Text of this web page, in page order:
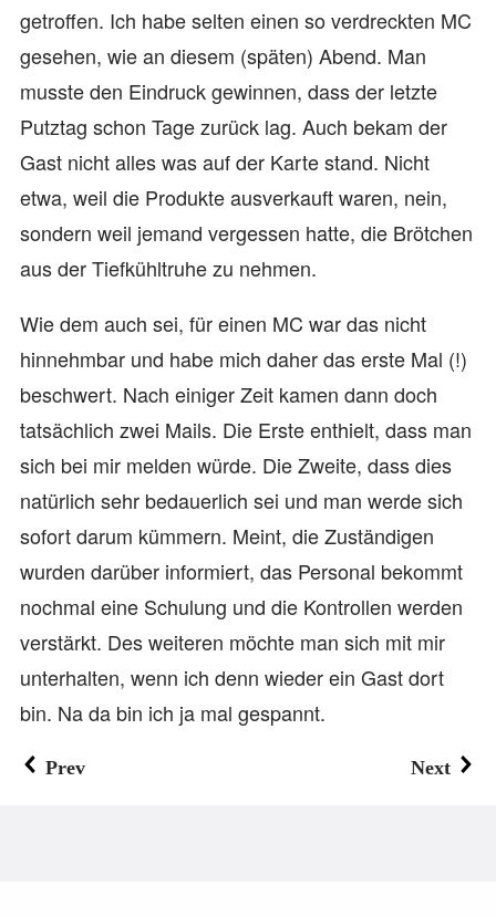
getroffen. Ich habe selten einen so verdreckten MC
gesehen, wie an diesem (späten) Abend. Man
musste den Eindruck gewinnen, dass der letzte
Putztag schon Tage zurück lag. Auch bekam der
Gast nicht alles was auf der Karte stand. Nicht
etwa, weil die Produkte ausverkauft waren, nein,
sondern weil jemand vergessen hatte, die Brötchen
aus der Tiefkühltruhe zu nehmen.
Wie dem auch sei, für einen MC war das nicht
hinnehmbar und habe mich daher das erste Mal (!)
beschwert. Nach einiger Zeit kamen dann doch
tatsächlich zwei Mails. Die Erste enthielt, dass man
sich bei mir melden würde. Die Zweite, dass dies
natürlich sehr bedauerlich sei und man werde sich
sofort darum kümmern. Meint, die Zuständigen
wurden darüber informiert, das Personal bekommt
nochmal eine Schulung und die Kontrollen werden
verstärkt. Des weiteren möchte man sich mit mir
unterhalten, wenn ich denn wieder ein Gast dort
bin. Na da bin ich ja mal gespannt.
Prev Next